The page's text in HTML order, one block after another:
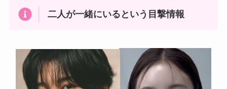
二人が一緒にいるという目撃情報